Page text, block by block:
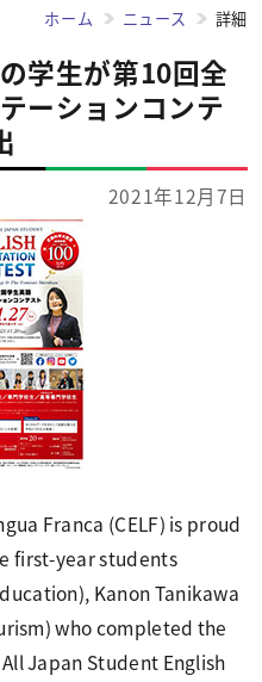
ホーム ニュース 詳細
学生が第10回全
ーションコンテ
2021年12月7日
Franca (CELF) is proud
first-year students
Kanon Tanikawa
who completed the
Japan Student English